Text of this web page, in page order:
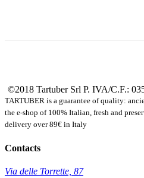
©2018 Tartuber Srl P. IVA/C.F.:
TARTUBER is a guarantee of quality:
the e-shop of 100% Italian, fresh and
delivery over 89€ in Italy
Contacts
Via delle Torrette, 87